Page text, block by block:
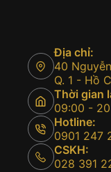
Địa chỉ:
40
Q. 1 - Hồ
Thời gian
09:00 -
Hotline:
0901 247
CSKH:
028 391